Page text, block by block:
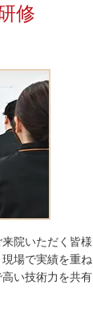
修
院いただく皆様
場で実績を重ね
い技術力を共有